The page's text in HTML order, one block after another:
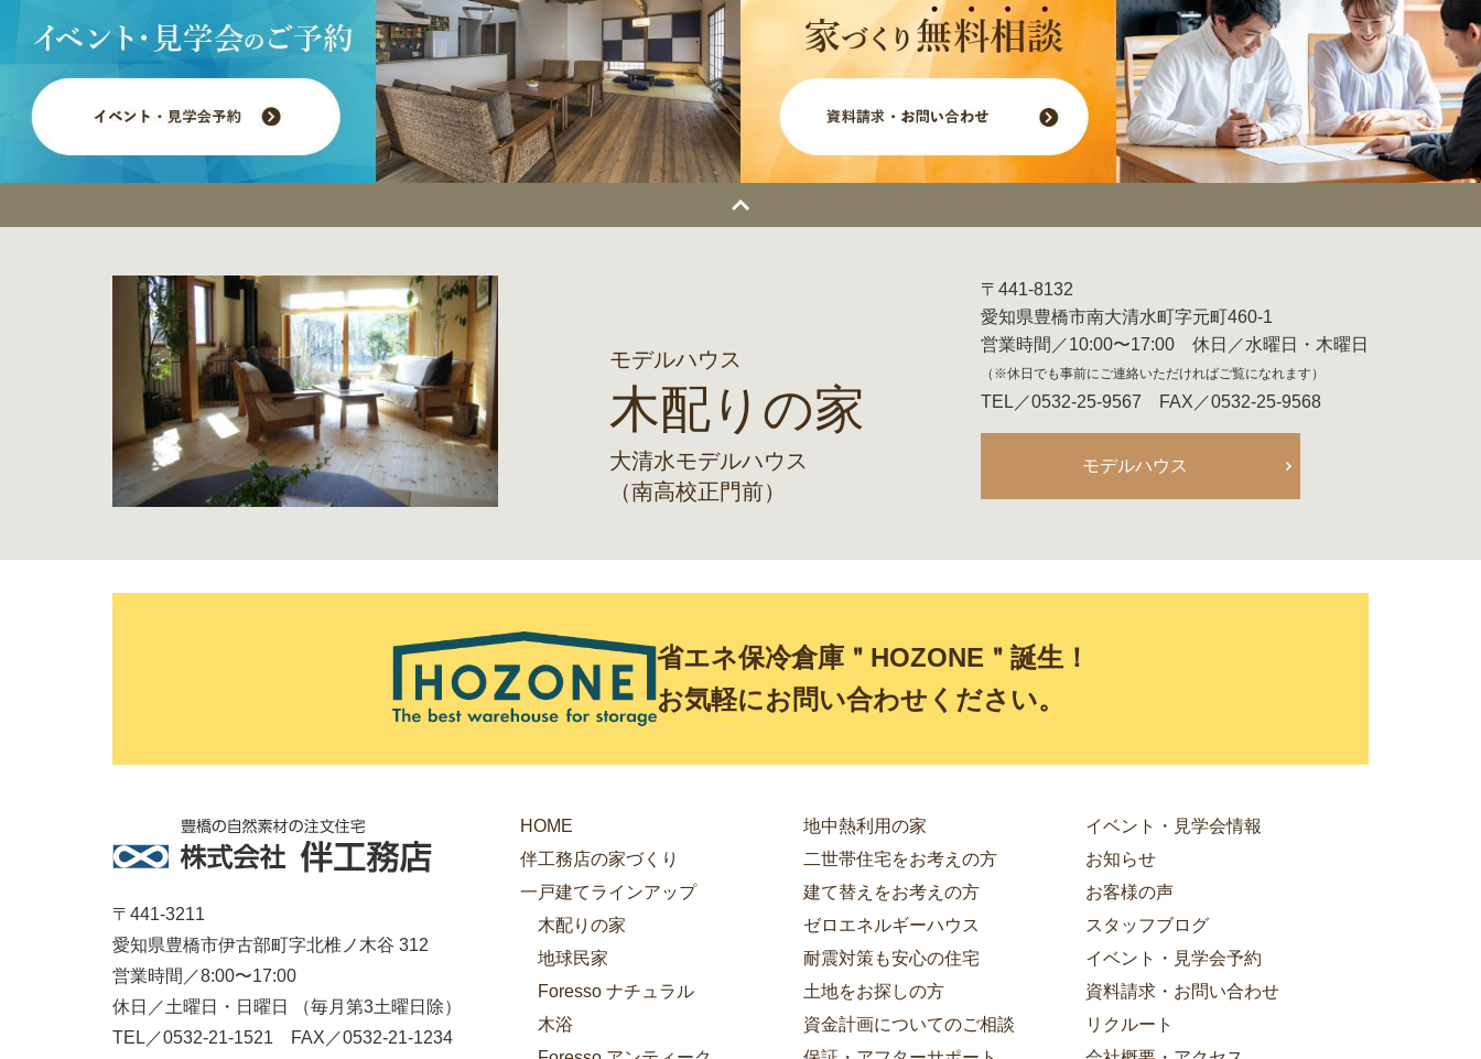
モデルハウス
木配りの家
大清水モデルハウス
（南高校正門前）
〒441-8132
愛知県豊橋市南大清水町字元町460-1
営業時間／10:00〜17:00 休日／水曜日・木曜日
（※休日でも事前にご連絡いただければご覧になれます）
TEL／0532-25-9567 FAX／0532-25-9568
モデルハウス
省エネ保冷倉庫＂HOZONE＂誕生！
お気軽にお問い合わせください。
〒441-3211
愛知県豊橋市伊古部町字北椎ノ木谷 312
営業時間／8:00〜17:00
休日／土曜日・日曜日 （毎月第3土曜日除）
TEL／0532-21-1521 FAX／0532-21-1234
HOME
伴工務店の家づくり
一戸建てラインアップ
木配りの家
地球民家
Foresso ナチュラル
木浴
地中熱利用の家
二世帯住宅をお考えの方
建て替えをお考えの方
ゼロエネルギーハウス
耐震対策も安心の住宅
土地をお探しの方
資金計画についてのご相談
イベント・見学会情報
お知らせ
お客様の声
スタッフブログ
イベント・見学会予約
資料請求・お問い合わせ
リクルート